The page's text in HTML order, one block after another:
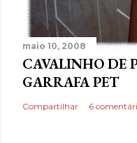
maio 10, 2008
CAVALINHO DE
GARRAFA PET
Compartilhar 6